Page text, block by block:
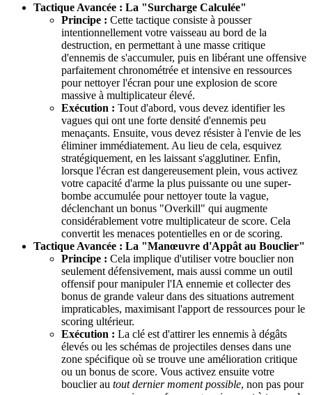
Tactique Avancée : La "Surcharge Calculée"
Principe : Cette tactique consiste à pousser
intentionnellement votre vaisseau au bord de la
destruction, en permettant à une masse critique
d'ennemis de s'accumuler, puis en libérant une offensive
parfaitement chronométrée et intensive en ressources
pour nettoyer l'écran pour une explosion de score
massive à multiplicateur élevé.
Exécution : Tout d'abord, vous devez identifier les
vagues qui ont une forte densité d'ennemis peu
menaçants. Ensuite, vous devez résister à l'envie de les
éliminer immédiatement. Au lieu de cela, esquivez
stratégiquement, en les laissant s'agglutiner. Enfin,
lorsque l'écran est dangereusement plein, vous activez
votre capacité d'arme la plus puissante ou une super-
bombe accumulée pour nettoyer toute la vague,
déclenchant un bonus "Overkill" qui augmente
considérablement votre multiplicateur de score. Cela
convertit les menaces potentielles en or de scoring.
Tactique Avancée : La "Manœuvre d'Appât au Bouclier"
Principe : Cela implique d'utiliser votre bouclier non
seulement défensivement, mais aussi comme un outil
offensif pour manipuler l'IA ennemie et collecter des
bonus de grande valeur dans des situations autrement
impraticables, maximisant l'apport de ressources pour le
scoring ultérieur.
Exécution : La clé est d'attirer les ennemis à dégâts
élevés ou les schémas de projectiles denses dans une
zone spécifique où se trouve une amélioration critique
ou un bonus de score. Vous activez ensuite votre
bouclier au tout dernier moment possible, non pas pour